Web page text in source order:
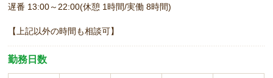
遅番 13:00～22:00(休憩 1時間/実働 8時間)
【上記以外の時間も相談可】
勤務日数